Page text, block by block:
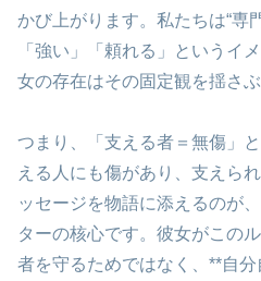
かび上がります。私たちは“専
「強い」「頼れる」というイ
女の存在はその固定観を揺さぶ
つまり、「支える者＝無傷」
える人にも傷があり、支えら
ッセージを物語に添えるのが
ターの核心です。彼女がこの
者を守るためではなく、**自